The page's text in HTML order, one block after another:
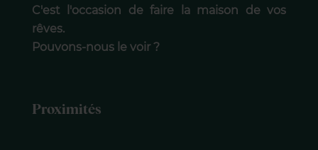
C'est l'occasion de faire la maison de vos
rêves.
Pouvons-nous le voir ?
Proximités